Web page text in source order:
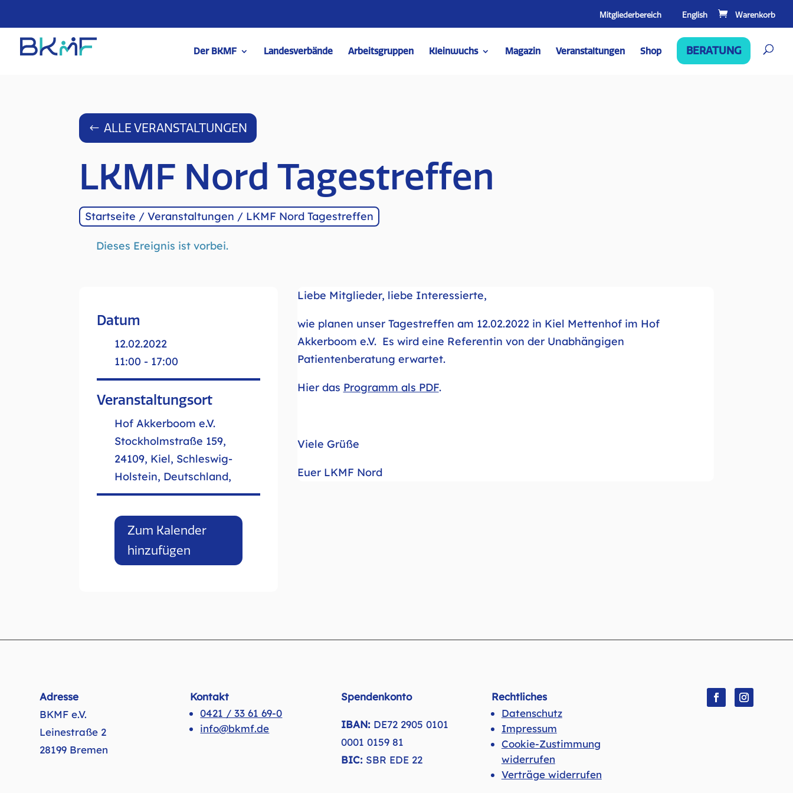
Mitgliederbereich English
Der BKMF Landesverbände Arbeitsgruppen Kleinwuchs Magazin Veranstaltungen Shop BERATUNG
ALLE VERANSTALTUNGEN
LKMF Nord Tagestreffen
Startseite /Veranstaltungen / LKMF Nord Tagestreffen
Dieses Ereignis ist vorbei.
Datum
12.02.2022
11:00 - 17:00
Veranstaltungsort
Hof Akkerboom e.V.
Stockholmstraße 159,
24109, Kiel, Schleswig-
Holstein, Deutschland,
Zum Kalender
hinzufügen
Liebe Mitglieder, liebe Interessierte,
wie planen unser Tagestreffen am 12.02.2022 in Kiel Mettenhof im Hof
Akkerboom e.V. Es wird eine Referentin von der Unabhängigen
Patientenberatung erwartet.
Hier das Programm als PDF.
Viele Grüße
Euer LKMF Nord
Adresse
BKMF e.V.
Leinestraße 2
28199 Bremen
Kontakt
0421 / 33 61 69-0
info@bkmf.de
Spendenkonto
IBAN: DE72 2905 0101
0001 0159 81
BIC: SBR EDE 22
Rechtliches
Datenschutz
Impressum
Cookie-Zustimmung
widerrufen
Verträge widerrufen